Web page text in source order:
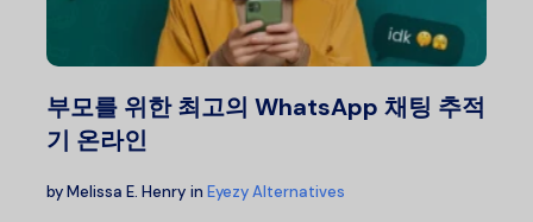
부모를 위한 최고의 WhatsApp 채팅 추적
기 온라인
byMelissa E. Henry in Eyezy Alternatives